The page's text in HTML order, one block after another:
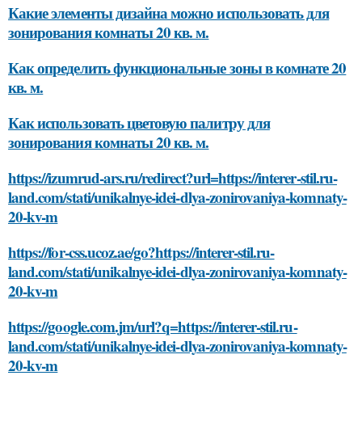
Какие элементы дизайна можно использовать для
зонирования комнаты 20 кв. м.
Как определить функциональные зоны в комнате 20
кв. м.
Как использовать цветовую палитру для
зонирования комнаты 20 кв. м.
https://izumrud-ars.ru/redirect?url=https://interer-stil.ru-
land.com/stati/unikalnye-idei-dlya-zonirovaniya-komnaty-
20-kv-m
https://for-css.ucoz.ae/go?https://interer-stil.ru-
land.com/stati/unikalnye-idei-dlya-zonirovaniya-komnaty-
20-kv-m
https://google.com.jm/url?q=https://interer-stil.ru-
land.com/stati/unikalnye-idei-dlya-zonirovaniya-komnaty-
20-kv-m